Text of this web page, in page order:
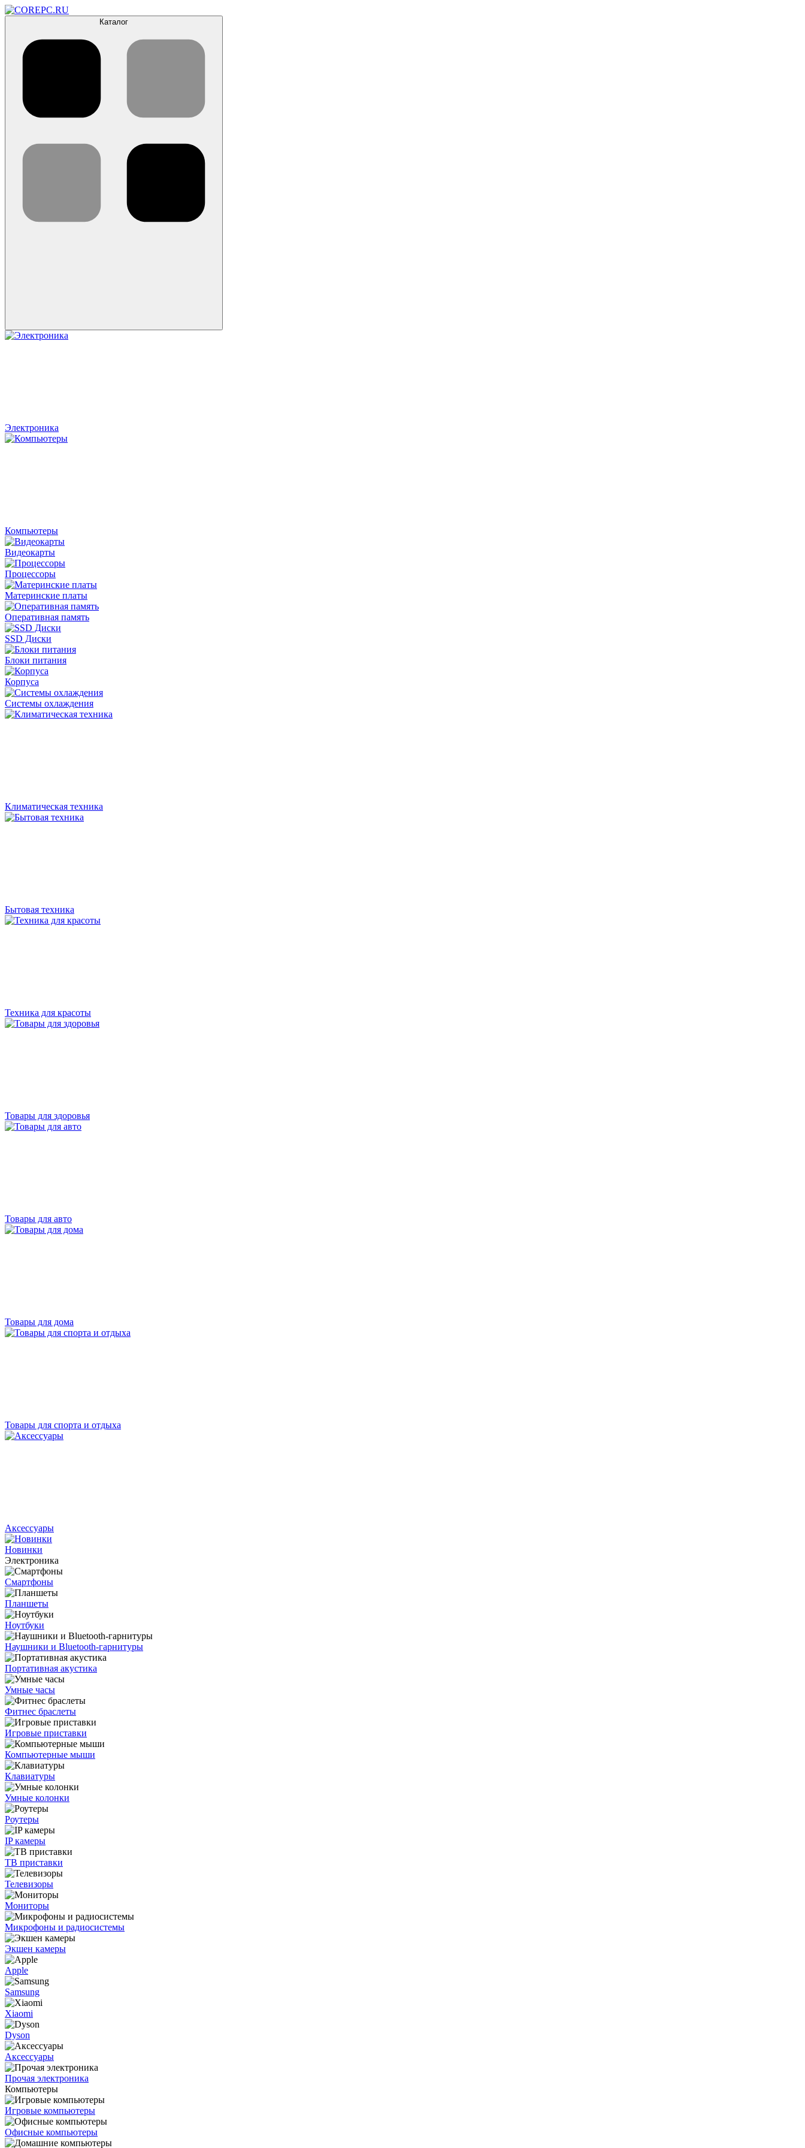
Каталог
Электроника
Компьютеры
Видеокарты
Процессоры
Материнские платы
Оперативная память
SSD Диски
Блоки питания
Корпуса
Системы охлаждения
Климатическая техника
Бытовая техника
Техника для красоты
Товары для здоровья
Товары для авто
Товары для дома
Товары для спорта и отдыха
Аксессуары
Новинки
Электроника
Смартфоны
Планшеты
Ноутбуки
Наушники и Bluetooth-гарнитуры
Портативная акустика
Умные часы
Фитнес браслеты
Игровые приставки
Компьютерные мыши
Клавиатуры
Умные колонки
Роутеры
IP камеры
ТВ приставки
Телевизоры
Мониторы
Микрофоны и радиосистемы
Экшен камеры
Apple
Samsung
Xiaomi
Dyson
Аксессуары
Прочая электроника
Компьютеры
Игровые компьютеры
Офисные компьютеры